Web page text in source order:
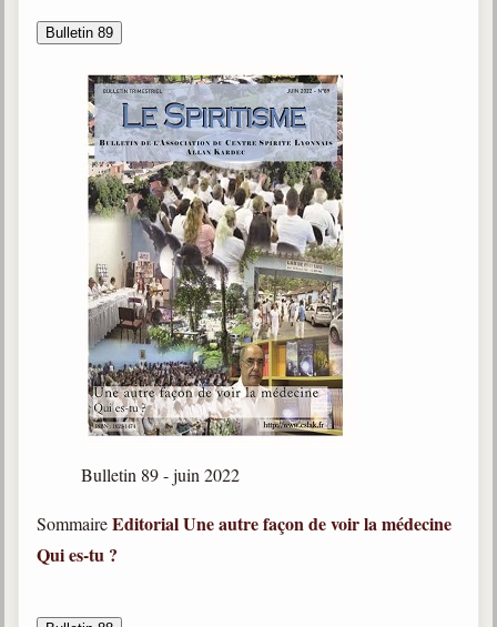
Bulletin 89
Bulletin 89 - juin 2022
SommaireEditorialUne autre façon de voir la médecine
Qui es-tu ?